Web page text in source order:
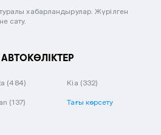
хабарландырулар. Жүрілген
сату.
(484) Kia (332)
(137) Тағы көрсету